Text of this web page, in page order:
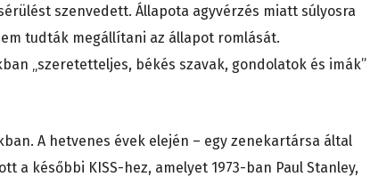
szenvedett. Állapota agyvérzés miatt súlyosra
tudták megállítani az állapot romlását.
„szeretetteljes, békés szavak, gondolatok és imák”
A hetvenes évek elején – egy zenekartársa által
a későbbi KISS-hez, amelyet 1973-ban Paul Stanley,